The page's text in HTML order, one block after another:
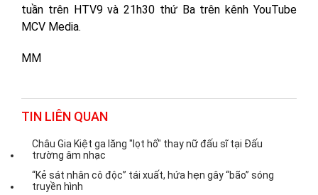
tuần trên HTV9 và 21h30 thứ Ba trên kênh YouTube
MCV Media.
MM
TIN LIÊN QUAN
Châu Gia Kiệt ga lăng "lọt hố" thay nữ đấu sĩ tại Đấu
trường âm nhạc
“Kẻ sát nhân cô độc” tái xuất, hứa hẹn gây “bão” sóng
truyền hình